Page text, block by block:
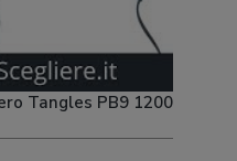
Tangles PB9 1200